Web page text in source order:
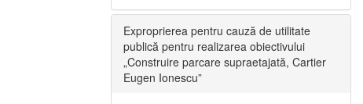
Exproprierea pentru cauză de utilitate
publică pentru realizarea obiectivului
„Construire parcare supraetajată, Cartier
Eugen Ionescu”